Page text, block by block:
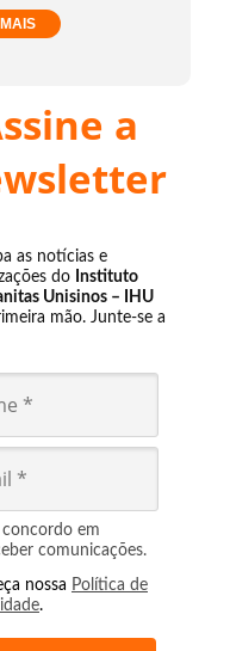
a
as notícias e
do Instituto
Unisinos – IHU
mão. Junte-se a
concordo em
comunicações.
nossa Política de
.